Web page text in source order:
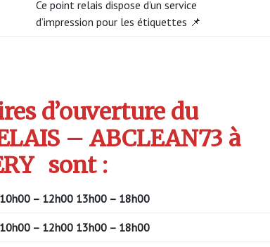
Ce point relais dispose d’un service
d’impression pour les étiquettes 📌
d’ouverture du
– ABCLEAN73 à
sont :
10h00 – 12h00 13h00 – 18h00
10h00 – 12h00 13h00 – 18h00